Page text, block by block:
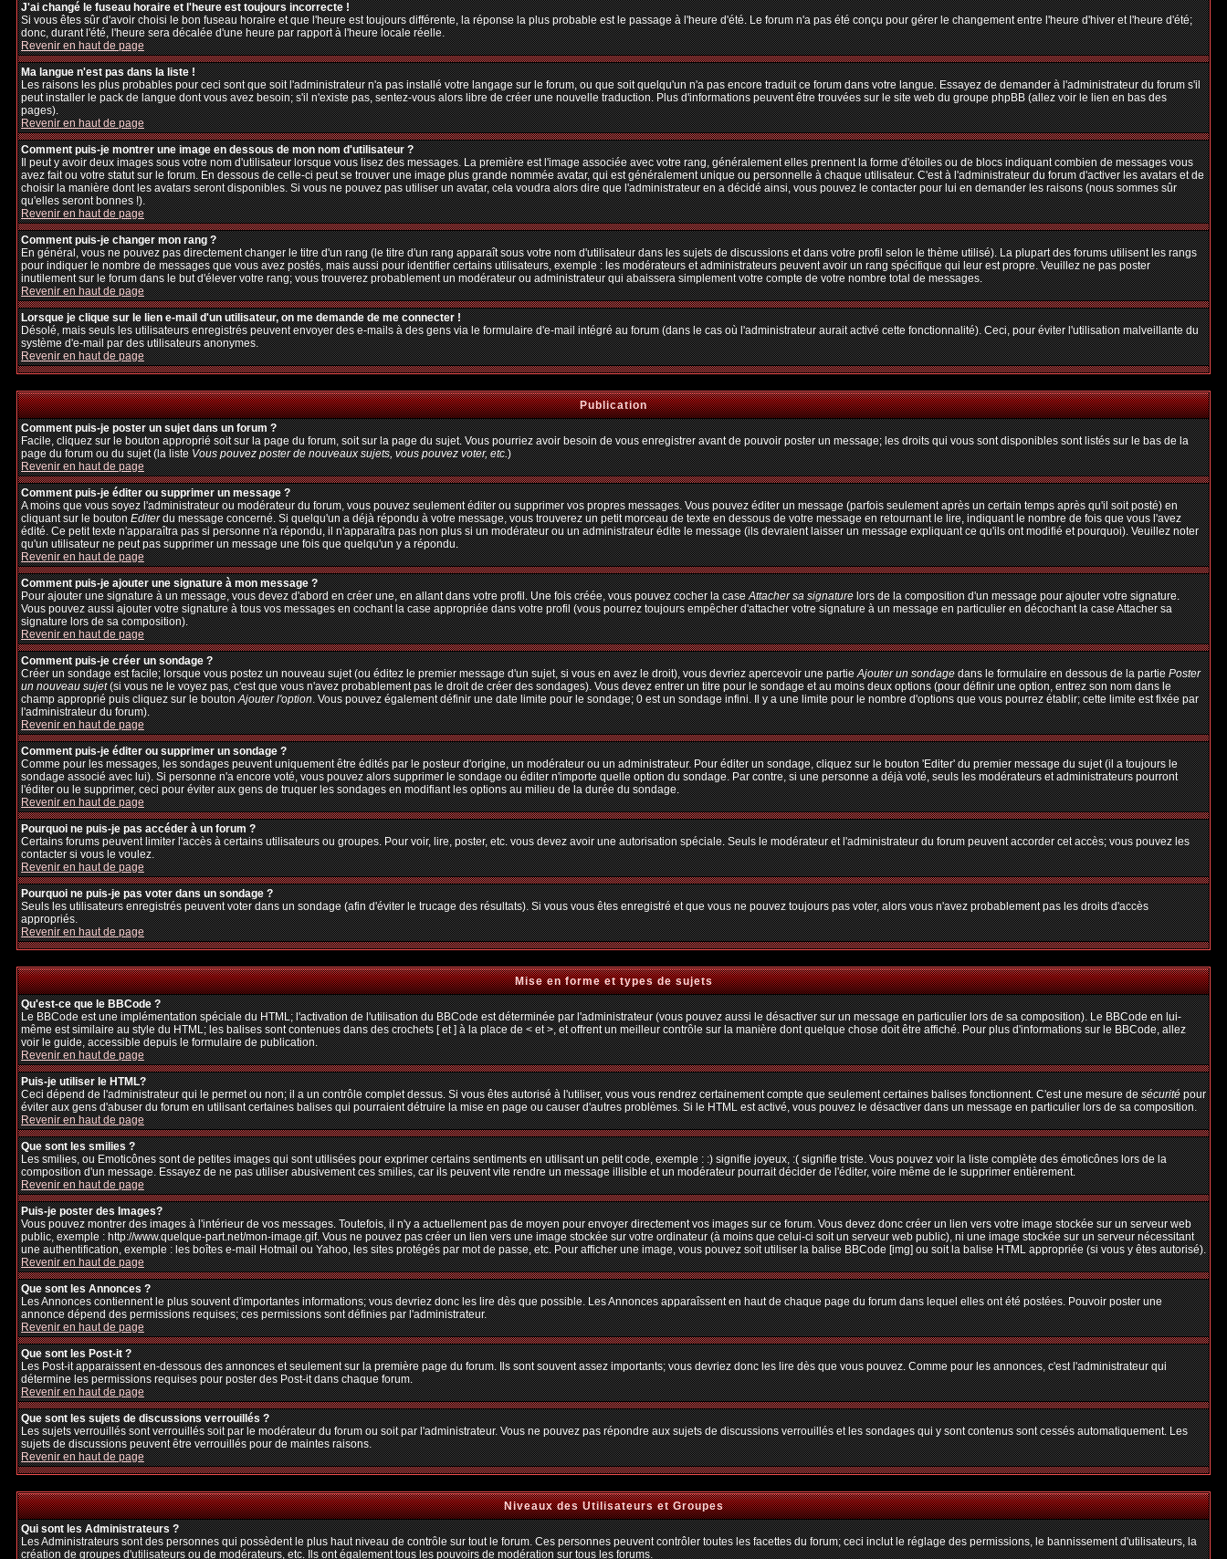
J'ai changé le fuseau horaire et l'heure est toujours incorrecte !
Si vous êtes sûr d'avoir choisi le bon fuseau horaire et que l'heure est toujours différente, la réponse la plus probable est le passage à l'heure d'été. Le forum n'a pas été conçu pour gérer le changement entre l'heure d'hiver et l'heure d'été;
donc, durant l'été, l'heure sera décalée d'une heure par rapport à l'heure locale réelle.
Revenir en haut de page
Ma langue n'est pas dans la liste !
Les raisons les plus probables pour ceci sont que soit l'administrateur n'a pas installé votre langage sur le forum, ou que soit quelqu'un n'a pas encore traduit ce forum dans votre langue. Essayez de demander à l'administrateur du forum s'il
peut installer le pack de langue dont vous avez besoin; s'il n'existe pas, sentez-vous alors libre de créer une nouvelle traduction. Plus d'informations peuvent être trouvées sur le site web du groupe phpBB (allez voir le lien en bas des
pages).
Revenir en haut de page
Comment puis-je montrer une image en dessous de mon nom d'utilisateur ?
Il peut y avoir deux images sous votre nom d'utilisateur lorsque vous lisez des messages. La première est l'image associée avec votre rang, généralement elles prennent la forme d'étoiles ou de blocs indiquant combien de messages vous
avez fait ou votre statut sur le forum. En dessous de celle-ci peut se trouver une image plus grande nommée avatar, qui est généralement unique ou personnelle à chaque utilisateur. C'est à l'administrateur du forum d'activer les avatars et de
choisir la manière dont les avatars seront disponibles. Si vous ne pouvez pas utiliser un avatar, cela voudra alors dire que l'administrateur en a décidé ainsi, vous pouvez le contacter pour lui en demander les raisons (nous sommes sûr
qu'elles seront bonnes !).
Revenir en haut de page
Comment puis-je changer mon rang ?
En général, vous ne pouvez pas directement changer le titre d'un rang (le titre d'un rang apparaît sous votre nom d'utilisateur dans les sujets de discussions et dans votre profil selon le thème utilisé). La plupart des forums utilisent les rangs
pour indiquer le nombre de messages que vous avez postés, mais aussi pour identifier certains utilisateurs, exemple : les modérateurs et administrateurs peuvent avoir un rang spécifique qui leur est propre. Veuillez ne pas poster
inutilement sur le forum dans le but d'élever votre rang; vous trouverez probablement un modérateur ou administrateur qui abaissera simplement votre compte de votre nombre total de messages.
Revenir en haut de page
Lorsque je clique sur le lien e-mail d'un utilisateur, on me demande de me connecter !
Désolé, mais seuls les utilisateurs enregistrés peuvent envoyer des e-mails à des gens via le formulaire d'e-mail intégré au forum (dans le cas où l'administrateur aurait activé cette fonctionnalité). Ceci, pour éviter l'utilisation malveillante du
système d'e-mail par des utilisateurs anonymes.
Revenir en haut de page
Publication
Comment puis-je poster un sujet dans un forum ?
Facile, cliquez sur le bouton approprié soit sur la page du forum, soit sur la page du sujet. Vous pourriez avoir besoin de vous enregistrer avant de pouvoir poster un message; les droits qui vous sont disponibles sont listés sur le bas de la
page du forum ou du sujet (la listeVous pouvez poster de nouveaux sujets, vous pouvez voter, etc.)
Revenir en haut de page
Comment puis-je éditer ou supprimer un message ?
A moins que vous soyez l'administrateur ou modérateur du forum, vous pouvez seulement éditer ou supprimer vos propres messages. Vous pouvez éditer un message (parfois seulement après un certain temps après qu'il soit posté) en
cliquant sur le boutonEditerdu message concerné. Si quelqu'un a déjà répondu à votre message, vous trouverez un petit morceau de texte en dessous de votre message en retournant le lire, indiquant le nombre de fois que vous l'avez
édité. Ce petit texte n'apparaîtra pas si personne n'a répondu, il n'apparaîtra pas non plus si un modérateur ou un administrateur édite le message (ils devraient laisser un message expliquant ce qu'ils ont modifié et pourquoi). Veuillez noter
qu'un utilisateur ne peut pas supprimer un message une fois que quelqu'un y a répondu.
Revenir en haut de page
Comment puis-je ajouter une signature à mon message ?
Pour ajouter une signature à un message, vous devez d'abord en créer une, en allant dans votre profil. Une fois créée, vous pouvez cocher la caseAttacher sa signaturelors de la composition d'un message pour ajouter votre signature.
Vous pouvez aussi ajouter votre signature à tous vos messages en cochant la case appropriée dans votre profil (vous pourrez toujours empêcher d'attacher votre signature à un message en particulier en décochant la case Attacher sa
signature lors de sa composition).
Revenir en haut de page
Comment puis-je créer un sondage ?
Créer un sondage est facile; lorsque vous postez un nouveau sujet (ou éditez le premier message d'un sujet, si vous en avez le droit), vous devriez apercevoir une partieAjouter un sondagedans le formulaire en dessous de la partiePoster
un nouveau sujet(si vous ne le voyez pas, c'est que vous n'avez probablement pas le droit de créer des sondages). Vous devez entrer un titre pour le sondage et au moins deux options (pour définir une option, entrez son nom dans le
champ approprié puis cliquez sur le boutonAjouter l'option. Vous pouvez également définir une date limite pour le sondage; 0 est un sondage infini. Il y a une limite pour le nombre d'options que vous pourrez établir; cette limite est fixée par
l'administrateur du forum).
Revenir en haut de page
Comment puis-je éditer ou supprimer un sondage ?
Comme pour les messages, les sondages peuvent uniquement être édités par le posteur d'origine, un modérateur ou un administrateur. Pour éditer un sondage, cliquez sur le bouton 'Editer' du premier message du sujet (il a toujours le
sondage associé avec lui). Si personne n'a encore voté, vous pouvez alors supprimer le sondage ou éditer n'importe quelle option du sondage. Par contre, si une personne a déjà voté, seuls les modérateurs et administrateurs pourront
l'éditer ou le supprimer, ceci pour éviter aux gens de truquer les sondages en modifiant les options au milieu de la durée du sondage.
Revenir en haut de page
Pourquoi ne puis-je pas accéder à un forum ?
Certains forums peuvent limiter l'accès à certains utilisateurs ou groupes. Pour voir, lire, poster, etc. vous devez avoir une autorisation spéciale. Seuls le modérateur et l'administrateur du forum peuvent accorder cet accès; vous pouvez les
contacter si vous le voulez.
Revenir en haut de page
Pourquoi ne puis-je pas voter dans un sondage ?
Seuls les utilisateurs enregistrés peuvent voter dans un sondage (afin d'éviter le trucage des résultats). Si vous vous êtes enregistré et que vous ne pouvez toujours pas voter, alors vous n'avez probablement pas les droits d'accès
appropriés.
Revenir en haut de page
Mise en forme et types de sujets
Qu'est-ce que le BBCode ?
Le BBCode est une implémentation spéciale du HTML; l'activation de l'utilisation du BBCode est déterminée par l'administrateur (vous pouvez aussi le désactiver sur un message en particulier lors de sa composition). Le BBCode en lui-
même est similaire au style du HTML; les balises sont contenues dans des crochets [ et ] à la place de < et >, et offrent un meilleur contrôle sur la manière dont quelque chose doit être affiché. Pour plus d'informations sur le BBCode, allez
voir le guide, accessible depuis le formulaire de publication.
Revenir en haut de page
Puis-je utiliser le HTML?
Ceci dépend de l'administrateur qui le permet ou non; il a un contrôle complet dessus. Si vous êtes autorisé à l'utiliser, vous vous rendrez certainement compte que seulement certaines balises fonctionnent. C'est une mesure desécuritépour
éviter aux gens d'abuser du forum en utilisant certaines balises qui pourraient détruire la mise en page ou causer d'autres problèmes. Si le HTML est activé, vous pouvez le désactiver dans un message en particulier lors de sa composition.
Revenir en haut de page
Que sont les smilies ?
Les smilies, ou Emoticônes sont de petites images qui sont utilisées pour exprimer certains sentiments en utilisant un petit code, exemple : :) signifie joyeux, :( signifie triste. Vous pouvez voir la liste complète des émoticônes lors de la
composition d'un message. Essayez de ne pas utiliser abusivement ces smilies, car ils peuvent vite rendre un message illisible et un modérateur pourrait décider de l'éditer, voire même de le supprimer entièrement.
Revenir en haut de page
Puis-je poster des Images?
Vous pouvez montrer des images à l'intérieur de vos messages. Toutefois, il n'y a actuellement pas de moyen pour envoyer directement vos images sur ce forum. Vous devez donc créer un lien vers votre image stockée sur un serveur web
public, exemple : http://www.quelque-part.net/mon-image.gif. Vous ne pouvez pas créer un lien vers une image stockée sur votre ordinateur (à moins que celui-ci soit un serveur web public), ni une image stockée sur un serveur nécessitant
une authentification, exemple : les boîtes e-mail Hotmail ou Yahoo, les sites protégés par mot de passe, etc. Pour afficher une image, vous pouvez soit utiliser la balise BBCode [img] ou soit la balise HTML appropriée (si vous y êtes autorisé).
Revenir en haut de page
Que sont les Annonces ?
Les Annonces contiennent le plus souvent d'importantes informations; vous devriez donc les lire dès que possible. Les Annonces apparaîssent en haut de chaque page du forum dans lequel elles ont été postées. Pouvoir poster une
annonce dépend des permissions requises; ces permissions sont définies par l'administrateur.
Revenir en haut de page
Que sont les Post-it ?
Les Post-it apparaissent en-dessous des annonces et seulement sur la première page du forum. Ils sont souvent assez importants; vous devriez donc les lire dès que vous pouvez. Comme pour les annonces, c'est l'administrateur qui
détermine les permissions requises pour poster des Post-it dans chaque forum.
Revenir en haut de page
Que sont les sujets de discussions verrouillés ?
Les sujets verrouillés sont verrouillés soit par le modérateur du forum ou soit par l'administrateur. Vous ne pouvez pas répondre aux sujets de discussions verrouillés et les sondages qui y sont contenus sont cessés automatiquement. Les
sujets de discussions peuvent être verrouillés pour de maintes raisons.
Revenir en haut de page
Niveaux des Utilisateurs et Groupes
Qui sont les Administrateurs ?
Les Administrateurs sont des personnes qui possèdent le plus haut niveau de contrôle sur tout le forum. Ces personnes peuvent contrôler toutes les facettes du forum; ceci inclut le réglage des permissions, le bannissement d'utilisateurs, la
création de groupes d'utilisateurs ou de modérateurs, etc. Ils ont également tous les pouvoirs de modération sur tous les forums.